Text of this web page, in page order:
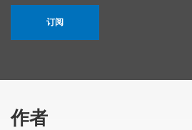
订阅
作者